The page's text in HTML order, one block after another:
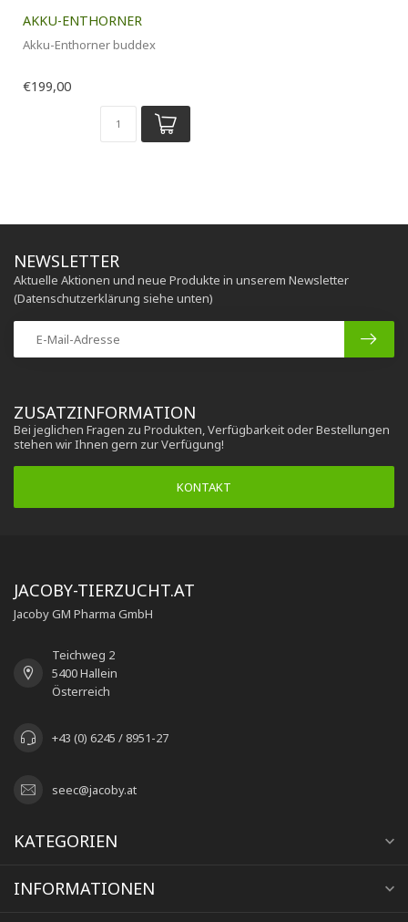
AKKU-ENTHORNER
Akku-Enthorner buddex
€199,00
ZUSATZINFORMATION
Bei jeglichen Fragen zu Produkten, Verfügbarkeit oder Bestellungen
stehen wir Ihnen gern zur Verfügung!
KONTAKT
NEWSLETTER
Aktuelle Aktionen und neue Produkte in unserem Newsletter
(Datenschutzerklärung siehe unten)
JACOBY-TIERZUCHT.AT
Jacoby GM Pharma GmbH
Teichweg 2
5400 Hallein
Österreich
+43 (0) 6245 / 8951-27
seec@jacoby.at
KATEGORIEN
INFORMATIONEN